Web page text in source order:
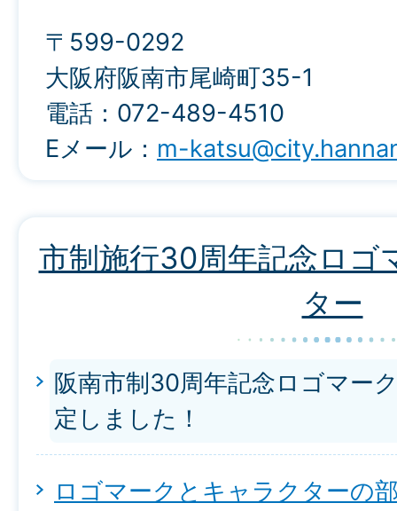
〒599-0292
大阪府阪南市尾崎町35-1
電話：072-489-4510
Eメール： m-
市制施行30周年記念ロゴ
ター
阪南市制30周年記念ロゴマー
定しました！
ロゴマークとキャラクターの